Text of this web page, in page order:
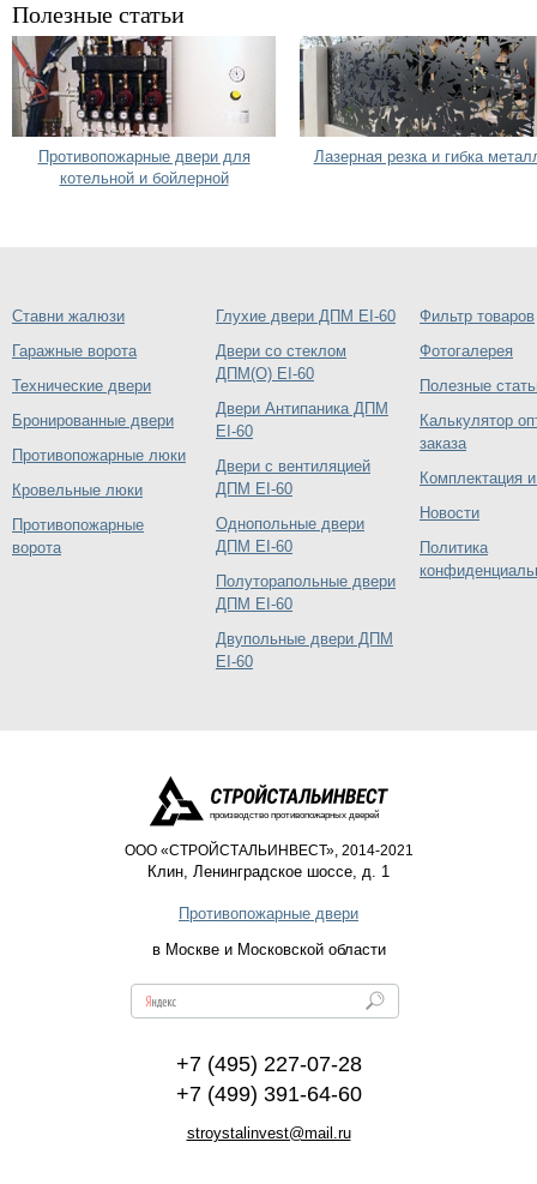
Полезные статьи
Противопожарные двери для
котельной и бойлерной
Лазерная резка и гибка
Ставни жалюзи
Гаражные ворота
Технические двери
Бронированные двери
Противопожарные люки
Кровельные люки
Противопожарные
ворота
Глухие двери ДПМ EI-60
Двери со стеклом
ДПМ(О) EI-60
Двери Антипаника ДПМ
EI-60
Двери с вентиляцией
ДПМ EI-60
Однопольные двери
ДПМ EI-60
Полуторапольные двери
ДПМ EI-60
Двупольные двери ДПМ
EI-60
Фильтр товаров
Фотогалерея
Полезные
Калькулятор
заказа
Комплектация
Новости
Политика
производство противопожарных дверей
ООО «СТРОЙСТАЛЬИНВЕСТ», 2014-2021
Клин Ленинградское шоссе, д. 1
Противопожарные двери
в Москве и Московской области
+7 (495) 227-07-28
+7 (499) 391-64-60
stroystalinvest@mail.ru